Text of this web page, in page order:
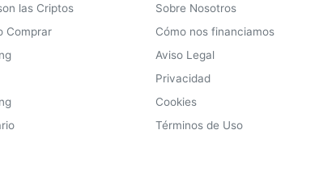
las Criptos
Comprar
Sobre Nosotros
Cómo nos financiamos
Aviso Legal
Privacidad
Cookies
Términos de Uso